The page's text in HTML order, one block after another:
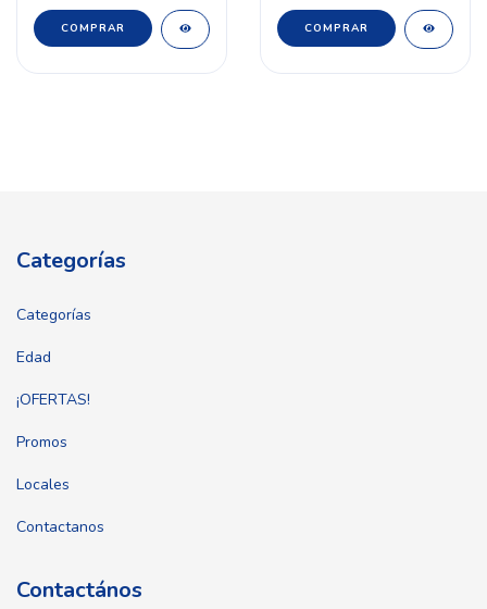
Categorías
Categorías
Edad
¡OFERTAS!
Promos
Locales
Contactanos
Contactános